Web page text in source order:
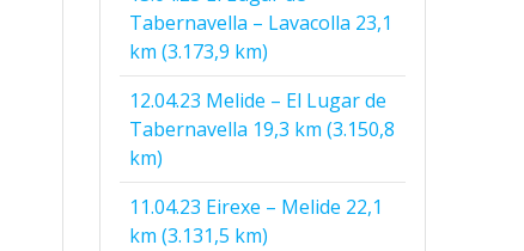
Tabernavella – Lavacolla 23,1
km (3.173,9 km)
12.04.23 Melide – El Lugar de
Tabernavella 19,3 km (3.150,8
km)
11.04.23 Eirexe – Melide 22,1
km (3.131,5 km)